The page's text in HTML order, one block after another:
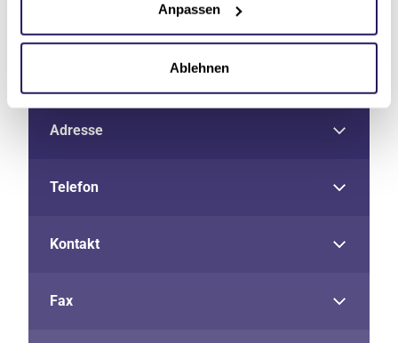
Anpassen
Ablehnen
Kontakt
Adresse
Telefon
Kontakt
Fax